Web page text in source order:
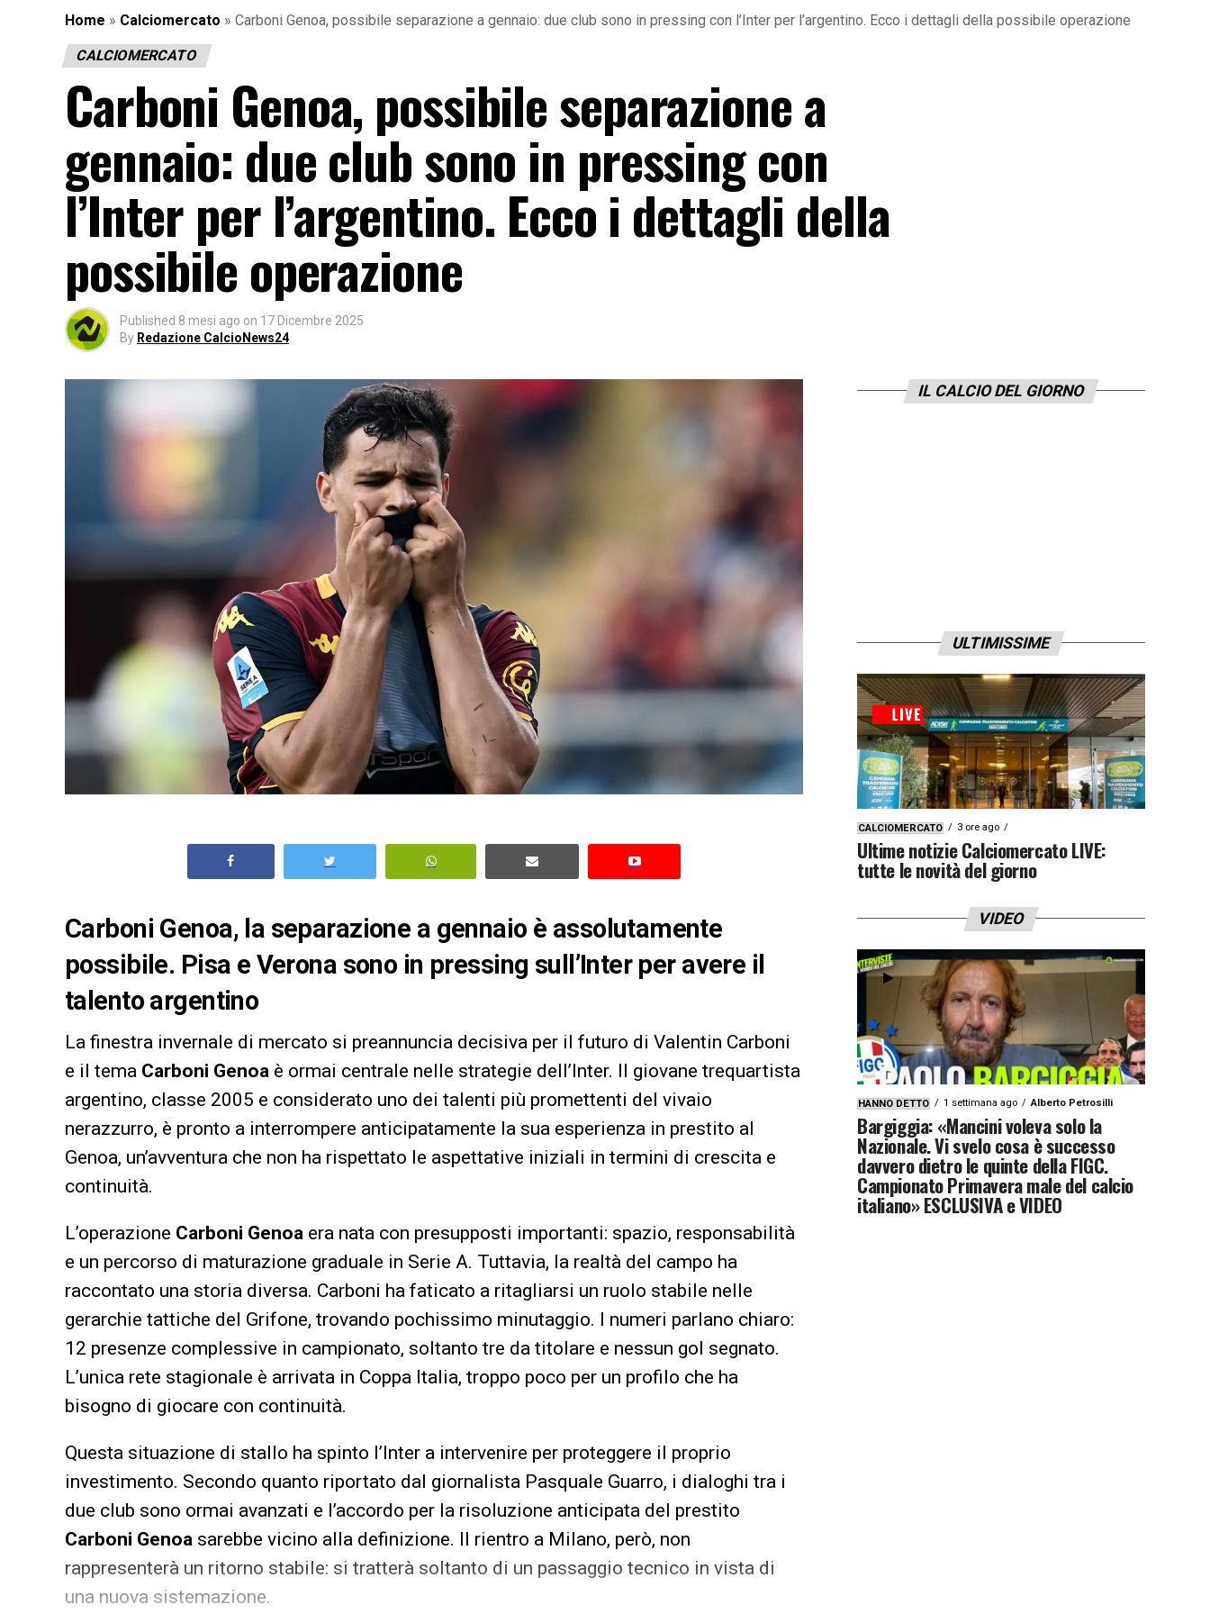
Home » Calciomercato » Carboni Genoa, possibile separazione a gennaio: due club sono in pressing con l’Inter per l’argentino. Ecco i dettagli della possibile operazione
CALCIOMERCATO
Carboni Genoa, possibile separazione a
gennaio: due club sono in pressing con
l’Inter per l’argentino. Ecco i dettagli della
possibile operazione
Published 8 mesi ago on 17 Dicembre 2025
By Redazione CalcioNews24
Carboni Genoa, la separazione a gennaio è assolutamente
possibile. Pisa e Verona sono in pressing sull’Inter per avere il
talento argentino
La finestra invernale di mercato si preannuncia decisiva per il futuro di Valentin Carboni
e il tema Carboni Genoa è ormai centrale nelle strategie dell’Inter. Il giovane trequartista
argentino, classe 2005 e considerato uno dei talenti più promettenti del vivaio
nerazzurro, è pronto a interrompere anticipatamente la sua esperienza in prestito al
Genoa, un’avventura che non ha rispettato le aspettative iniziali in termini di crescita e
continuità.
L’operazione Carboni Genoa era nata con presupposti importanti: spazio, responsabilità
e un percorso di maturazione graduale in Serie A. Tuttavia, la realtà del campo ha
raccontato una storia diversa. Carboni ha faticato a ritagliarsi un ruolo stabile nelle
gerarchie tattiche del Grifone, trovando pochissimo minutaggio. I numeri parlano chiaro:
12 presenze complessive in campionato, soltanto tre da titolare e nessun gol segnato.
L’unica rete stagionale è arrivata in Coppa Italia, troppo poco per un profilo che ha
bisogno di giocare con continuità.
Questa situazione di stallo ha spinto l’Inter a intervenire per proteggere il proprio
investimento. Secondo quanto riportato dal giornalista Pasquale Guarro, i dialoghi tra i
due club sono ormai avanzati e l’accordo per la risoluzione anticipata del prestito
Carboni Genoa sarebbe vicino alla definizione. Il rientro a Milano, però, non
rappresenterà un ritorno stabile: si tratterà soltanto di un passaggio tecnico in vista di
una nuova sistemazione.
IL CALCIO DEL GIORNO
ULTIMISSIME
CALCIOMERCATO 3 ore ago
Ultime notizie Calciomercato LIVE:
tutte le novità del giorno
VIDEO
HANNO DETTO 1 settimana ago Alberto Petrosilli
Bargiggia: «Mancini voleva solo la
Nazionale. Vi svelo cosa è successo
davvero dietro le quinte della FIGC.
Campionato Primavera male del calcio
italiano» ESCLUSIVA e VIDEO